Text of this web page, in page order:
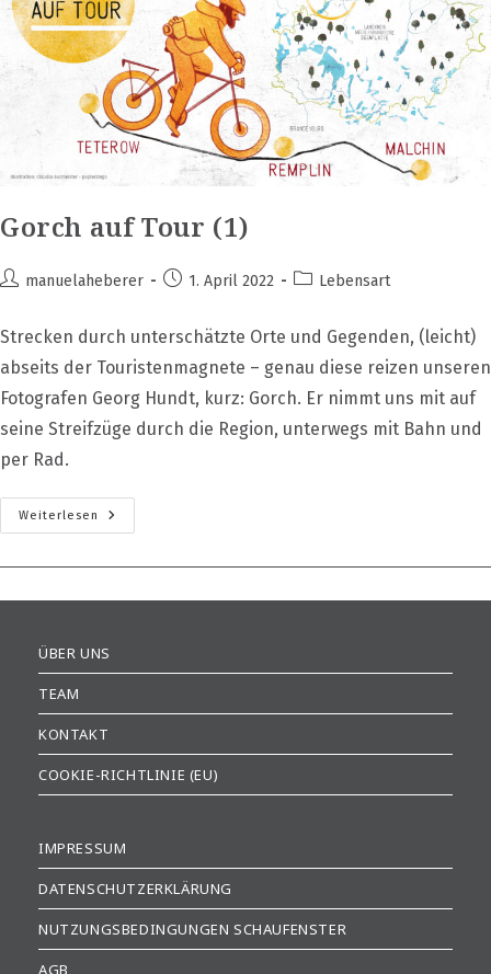
Gorch auf Tour (1)
Beitrags-
manuelaheberer
Beitrag1. April 2022
Beitrags-
Lebensart
Strecken durch unterschätzte Orte und Gegenden, (leicht)
abseits der Touristenmagnete – genau diese reizen unseren
Fotografen Georg Hundt, kurz: Gorch. Er nimmt uns mit auf
seine Streifzüge durch die Region, unterwegs mit Bahn und
per Rad.
Weiterlesen
Gorch
Auf
ÜBER UNS
TEAM
KONTAKT
COOKIE-RICHTLINIE (EU)
IMPRESSUM
DATENSCHUTZERKLÄRUNG
NUTZUNGSBEDINGUNGEN SCHAUFENSTER
AGB